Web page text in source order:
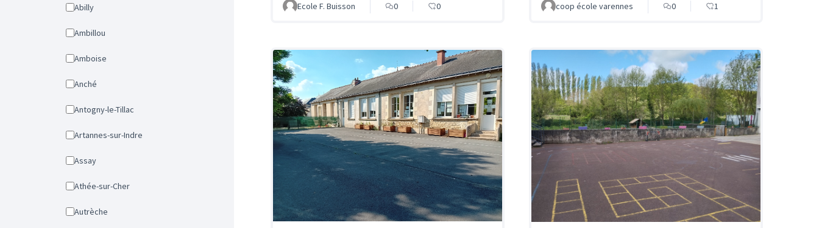
Abilly
Ambillou
Amboise
Anché
Antogny-le-Tillac
Artannes-sur-Indre
Assay
Athée-sur-Cher
Autrèche
Ecole F. Buisson
0 0 coop école varennes 0 1